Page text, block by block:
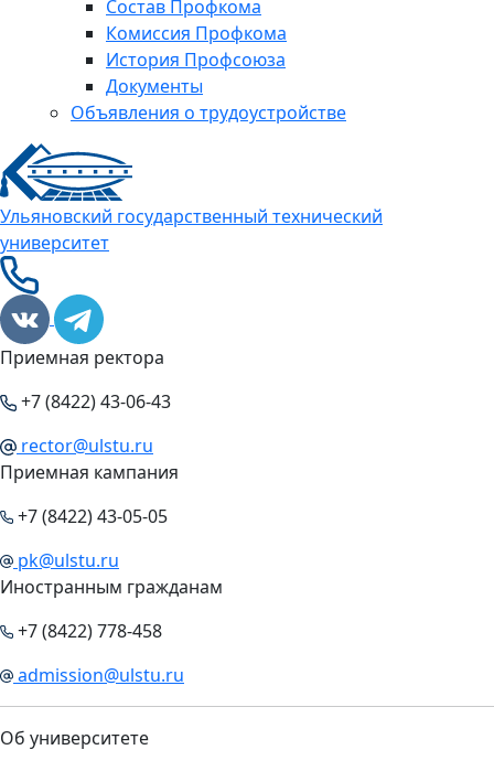
Состав Профкома
Комиссия Профкома
История Профсоюза
Документы
Объявления о трудоустройстве
Ульяновский государственный технический
университет
Приемная ректора
+7 (8422) 43-06-43
rector@ulstu.ru
Приемная кампания
+7 (8422) 43-05-05
pk@ulstu.ru
Иностранным гражданам
+7 (8422) 778-458
admission@ulstu.ru
Об университете